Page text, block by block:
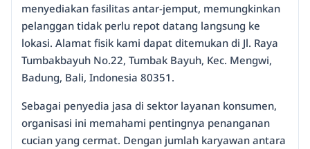
menyediakan fasilitas antar-jemput, memungkinkan
pelanggan tidak perlu repot datang langsung ke
lokasi. Alamat fisik kami dapat ditemukan di Jl. Raya
Tumbakbayuh No.22, Tumbak Bayuh, Kec. Mengwi,
Badung, Bali, Indonesia 80351.
Sebagai penyedia jasa di sektor layanan konsumen,
organisasi ini memahami pentingnya penanganan
cucian yang cermat. Dengan jumlah karyawan antara